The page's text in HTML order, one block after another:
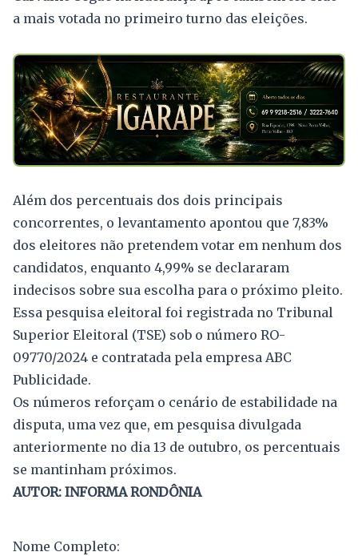
a mais votada no primeiro turno das eleições.
Além dos percentuais dos dois principais
concorrentes, o levantamento apontou que 7,83%
dos eleitores não pretendem votar em nenhum dos
candidatos, enquanto 4,99% se declararam
indecisos sobre sua escolha para o próximo pleito.
Essa pesquisa eleitoral foi registrada no Tribunal
Superior Eleitoral (TSE) sob o número RO-
09770/2024 e contratada pela empresa ABC
Publicidade.
Os números reforçam o cenário de estabilidade na
disputa, uma vez que, em pesquisa divulgada
anteriormente no dia 13 de outubro, os percentuais
se mantinham próximos.
AUTOR: INFORMA RONDÔNIA
Nome Completo: